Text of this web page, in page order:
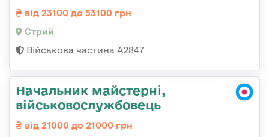
від 23100 до 53100 грн
Стрий
Військова частина А2847
Начальник майстерні,
військовослужбовець
від 21000 до 21000 грн